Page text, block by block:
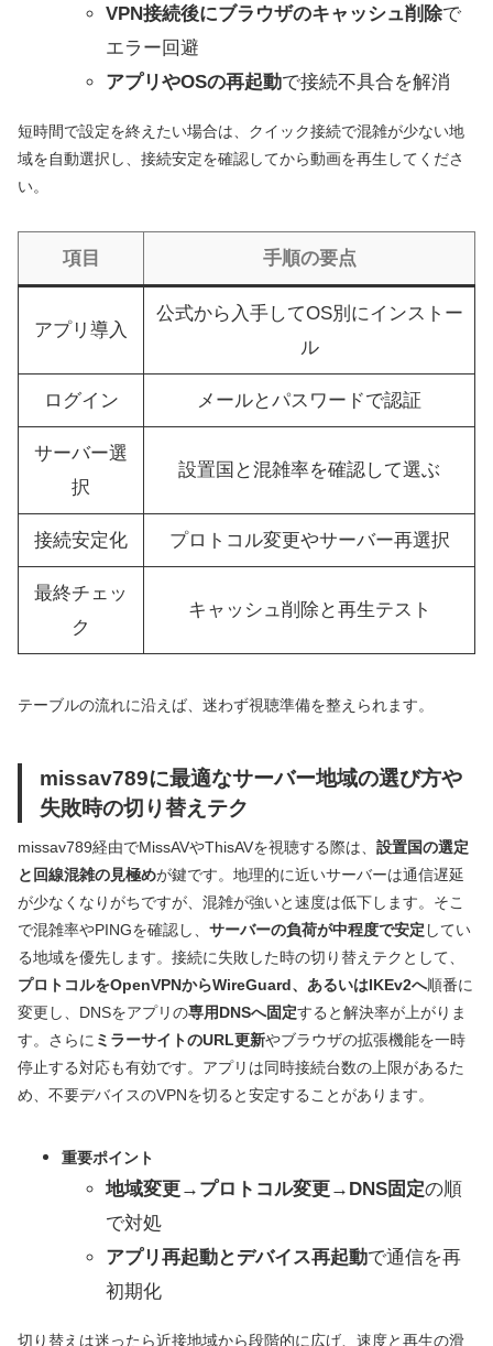
VPN接続後にブラウザのキャッシュ削除で
エラー回避
アプリやOSの再起動で接続不具合を解消
短時間で設定を終えたい場合は、クイック接続で混雑が少ない地
域を自動選択し、接続安定を確認してから動画を再生してくださ
い。
項目 手順の要点
アプリ導入
公式から入手してOS別にインストー
ル
ログイン メールとパスワードで認証
サーバー選
択
設置国と混雑率を確認して選ぶ
接続安定化 プロトコル変更やサーバー再選択
最終チェッ
ク
キャッシュ削除と再生テスト
テーブルの流れに沿えば、迷わず視聴準備を整えられます。
missav789に最適なサーバー地域の選び方や
失敗時の切り替えテク
missav789経由でMissAVやThisAVを視聴する際は、 設置国の選定
と回線混雑の見極めが鍵です。地理的に近いサーバーは通信遅延
が少なくなりがちですが、混雑が強いと速度は低下します。そこ
で混雑率やPINGを確認し、 サーバーの負荷が中程度で安定 してい
る地域を優先します。接続に失敗した時の切り替えテクとして、
プロトコルをOpenVPNからWireGuard、あるいはIKEv2へ順番に
変更し、DNSをアプリの専用DNSへ固定すると解決率が上がりま
す。さらに ミラーサイトのURL更新やブラウザの拡張機能を一時
停止する対応も有効です。アプリは同時接続台数の上限があるた
め、不要デバイスのVPNを切ると安定することがあります。
重要ポイント
地域変更→プロトコル変更→DNS固定の順
で対処
アプリ再起動とデバイス再起動で通信を再
初期化
切り替えは迷ったら近接地域から段階的に広げ、速度と再生の滑